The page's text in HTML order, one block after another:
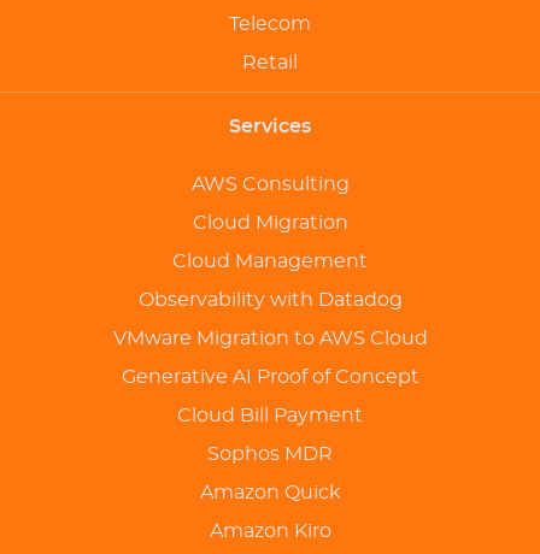
Telecom
Retail
Services
AWS Consulting
Cloud Migration
Cloud Management
Observability with Datadog
VMware Migration to AWS Cloud
Generative AI Proof of Concept
Cloud Bill Payment
Sophos MDR
Amazon Quick
Amazon Kiro